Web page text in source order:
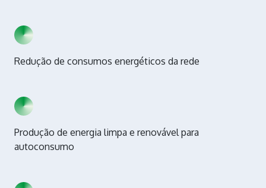
Redução de consumos energéticos da rede
Produção de energia limpa e renovável para
autoconsumo